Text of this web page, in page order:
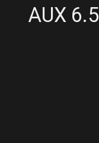
כבל XLR נקבה ל AUX 6.5